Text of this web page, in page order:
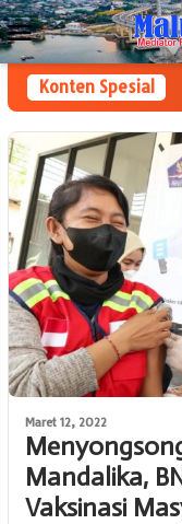
Loncat
ke
konten
Menu
Mobile
Konten Spesial
Maret 12, 2022
Mandalika,
Vaksinasi